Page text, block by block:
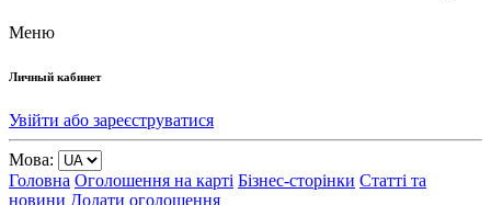
Меню
Личный кабинет
Увійти або зареєструватися
Мова:
Головна Оголошення на карті Бізнес-сторінки Статті та
новини Додати оголошення